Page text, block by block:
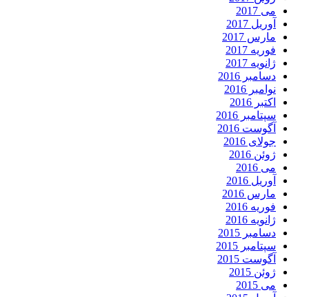
می 2017
آوریل 2017
مارس 2017
فوریه 2017
ژانویه 2017
دسامبر 2016
نوامبر 2016
اکتبر 2016
سپتامبر 2016
آگوست 2016
جولای 2016
ژوئن 2016
می 2016
آوریل 2016
مارس 2016
فوریه 2016
ژانویه 2016
دسامبر 2015
سپتامبر 2015
آگوست 2015
ژوئن 2015
می 2015